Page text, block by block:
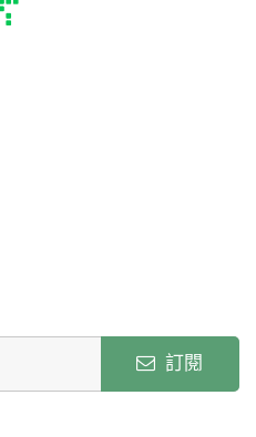
訂閱